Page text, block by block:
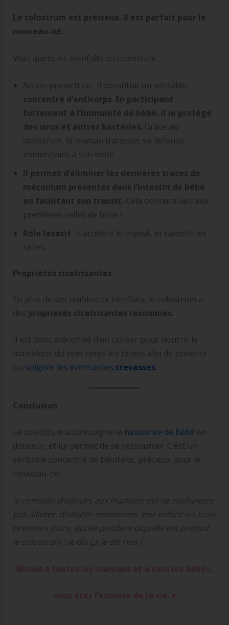
Le colostrum est précieux. Il est parfait pour le
nouveau-né.
Voici quelques bienfaits du colostrum :
Action protectrice : Il constitue un véritable
concentré d’anticorps. En participant
fortement à l’immunité de bébé, il le protège
des virus et autres bactéries. Grâce au
colostrum, la maman transmet sa défense
immunitaire à son bébé.
Il permet d’éliminer les dernières traces de
méconium présentes dans l’intestin de bébé
en facilitant son transit. Cela donnera lieu aux
premières selles de bébé !
Rôle laxatif : il accélère le transit, et ramollit les
selles.
Propriétés cicatrisantes
En plus de ses nombreux bienfaits, le colostrum a
des propriétés cicatrisantes reconnues.
Il est donc préconisé d’en utiliser pour nourrir le
mamelons du sein après les tétées afin de prévenir
ou soigner les éventuelles crevasses.
Conclusion
Le colostrum accompagne la naissance de bébé en
douceur, et lui permet de se ressourcer. C’est un
véritable concentré de bienfaits, précieux pour le
nouveau-né.
Je conseille d’ailleurs aux mamans qui ne souhaitent
pas allaiter, d’allaiter néanmoins leur enfant les trois
premiers jours, durée pendant laquelle est produit
le colostrum ! Je dis ça je dis rien !